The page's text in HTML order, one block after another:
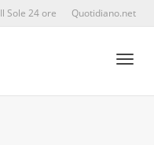
Il Sole 24 ore Quotidiano.net